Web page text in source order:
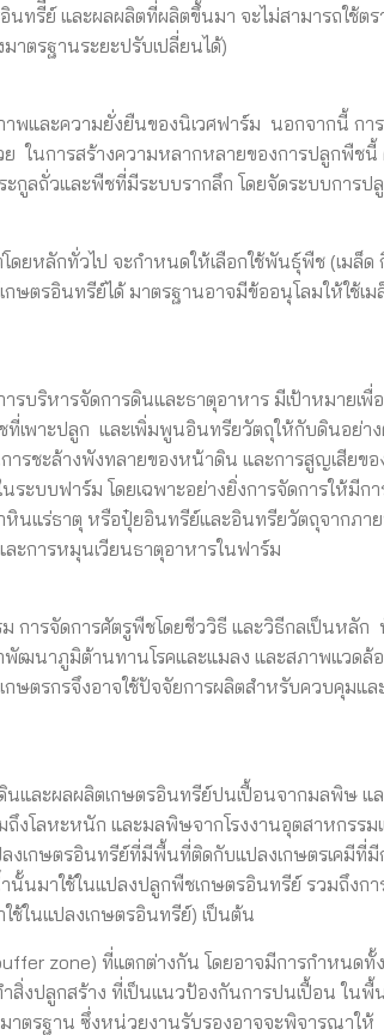
ทรีีย์ และผลผลิตที่ผลิตขึ้นมา จะไม่สามารถใช้ตร
าตรฐานระยะปรับเปลี่ยนได้)
พและความยั่งยืนของนิเวศฟาร์ม นอกจากนี้ กา
ในการสร้างความหลากหลายของการปลูกพืชนี้
กูลถั่วและพืชที่มีระบบรากลึก โดยจัดระบบการป
หลักทั่วไป จะกำหนดให้เลือกใช้พันธุ์พืช (เมล็ด
ตรอินทรีย์ได้ มาตรฐานอาจมีข้ออนุโลมให้ใช้เม
บริหารจัดการดินและธาตุอาหาร มีเป้าหมายเพื่
เพาะปลูก และเพิ่มพูนอินทรียวัตถุให้กับดินอย่า
ารชะล้างพังทลายของหน้าดิน และการสูญเสียขอ
ะบบฟาร์ม โดยเฉพาะอย่างยิ่งการจัดการให้มีกา
หินแร่ธาตุ หรือปุ๋ยอินทรีย์และอินทรียวัตถุจากภา
ะการหมุนเวียนธาตุอาหารในฟาร์ม
การจัดการศัตรูพืชโดยชีววิธี และวิธีกลเป็นหลัก
พัฒนาภูมิต้านทานโรคและแมลง และสภาพแวดล้
ษตรกรจึงอาจใช้ปัจจัยการผลิตสำหรับควบคุมแล
และผลผลิตเกษตรอินทรีย์ปนเปื้อนจากมลพิษ แ
ถึงโลหะหนัก และมลพิษจากโรงงานอุตสาหกรรม
เกษตรอินทรีย์ที่มีพื้นที่ติดกับแปลงเกษตรเคมีที่มี
นมาใช้ในแปลงปลูกพืชเกษตรอินทรีย์ รวมถึงกา
ช้ในแปลงเกษตรอินทรีย์) เป็นต้น
zone) ที่แตกต่างกัน โดยอาจมีการกำหนดทั้
สิ่งปลูกสร้าง ที่เป็นแนวป้องกันการปนเปื้อน ในพื้
ตรฐาน ซึ่งหน่วยงานรับรองอาจจะพิจารณาให้